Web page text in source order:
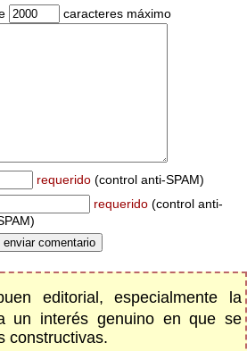
caracteres máximo
requerido (control anti-SPAM)
requerido (control anti-
editorial, especialmente la
un interés genuino en que se
constructivas.